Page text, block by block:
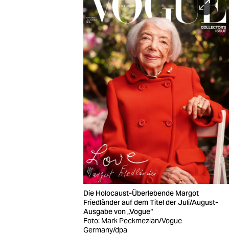
Die Holocaust-Überlebende Margot
Friedländer auf dem Titel der Juli/August-
Ausgabe von „Vogue“
Foto: Mark Peckmezian/Vogue
Germany/dpa